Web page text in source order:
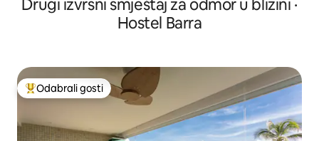
Drugi izvrsni smještaj za odmor u blizini ·
Hostel Barra
Među najviše rangiranima s oznakom „Odabrali gosti”
Odabrali gosti